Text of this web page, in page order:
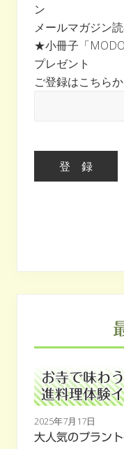
ン
メールマガジン
★小冊子「
プレゼント
ご登録はこちら
お寺で味わ
進料理体験
2025年7月17日
大人気のプラン